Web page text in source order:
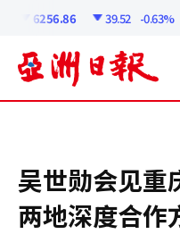
6256.86 39.52 -0.63%
吴世勋会见重
两地深度合作